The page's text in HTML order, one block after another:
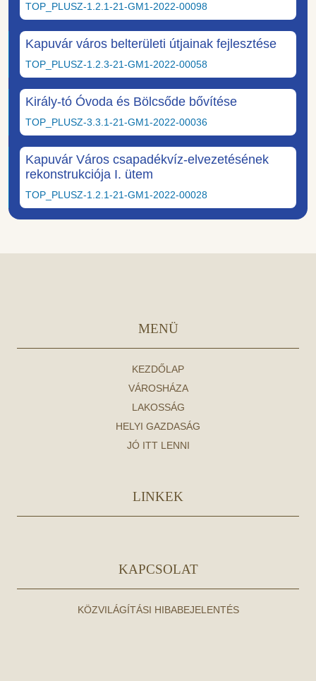
TOP_PLUSZ-1.2.1-21-GM1-2022-00098
Kapuvár város belterületi útjainak fejlesztése
TOP_PLUSZ-1.2.3-21-GM1-2022-00058
Király-tó Óvoda és Bölcsőde bővítése
TOP_PLUSZ-3.3.1-21-GM1-2022-00036
Kapuvár Város csapadékvíz-elvezetésének
rekonstrukciója I. ütem
TOP_PLUSZ-1.2.1-21-GM1-2022-00028
MENÜ
KEZDŐLAP
VÁROSHÁZA
LAKOSSÁG
HELYI GAZDASÁG
JÓ ITT LENNI
LINKEK
KAPCSOLAT
KÖZVILÁGÍTÁSI HIBABEJELENTÉS